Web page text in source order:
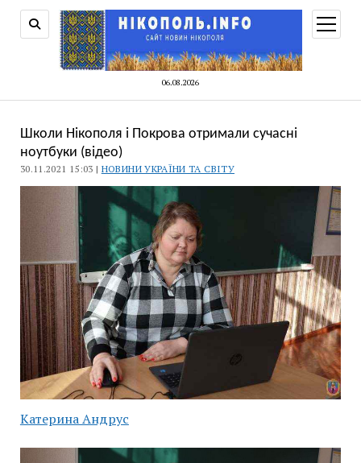
06.08.2026
меню
Школи Нікополя і Покрова отримали сучасні
ноутбуки (відео)
30.11.2021 15:03 | НОВИНИ УКРАЇНИ ТА СВІТУ
Катерина Андрус